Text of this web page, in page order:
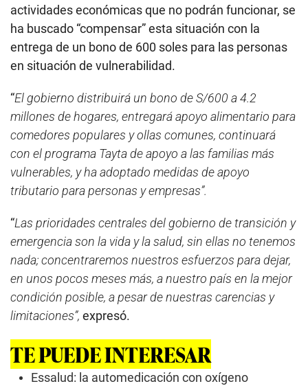
actividades económicas que no podrán funcionar, se
ha buscado “compensar” esta situación con la
entrega de un bono de 600 soles para las personas
en situación de vulnerabilidad.
“El gobierno distribuirá un bono de S/600 a 4.2
millones de hogares, entregará apoyo alimentario para
comedores populares y ollas comunes, continuará
con el programa Tayta de apoyo a las familias más
vulnerables, y ha adoptado medidas de apoyo
tributario para personas y empresas”.
“Las prioridades centrales del gobierno de transición y
emergencia son la vida y la salud, sin ellas no tenemos
nada; concentraremos nuestros esfuerzos para dejar,
en unos pocos meses más, a nuestro país en la mejor
condición posible, a pesar de nuestras carencias y
limitaciones”, expresó.
TE PUEDE INTERESAR
Essalud: la automedicación con oxígeno